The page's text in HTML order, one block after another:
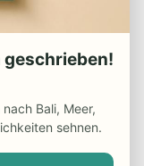
geschrieben!
Bali, Meer,
sehnen.